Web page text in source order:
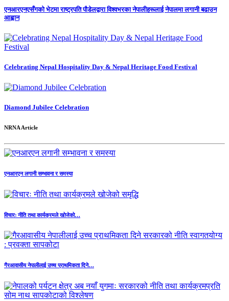
एनआरएनएसँगको भेटमा राष्ट्रपति पौडेलद्वारा विश्वभरका नेपालीहरूलाई नेपालमा लगानी बढाउन
आह्वान
Celebrating Nepal Hospitality Day & Nepal Heritage Food Festival
Diamond Jubilee Celebration
NRNA Article
एनआरएन लगानी सम्भावना र समस्या
विचारः नीति तथा कार्यक्रमले खोजेको…
गैरआवासीय नेपालीलाई उच्च प्राथमिकता दिने…